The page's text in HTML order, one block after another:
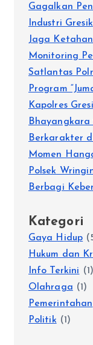
Gagalkan
Industri Gresik
Jaga
Monitoring
Satlantas
Program
Kapolres
Berkarakter
Momen
Polsek
Berbagi
Kategori
Gaya Hidup
Hukum dan
Info Terkini (1)
Olahraga (1)
Pemerintahan
Politik (1)